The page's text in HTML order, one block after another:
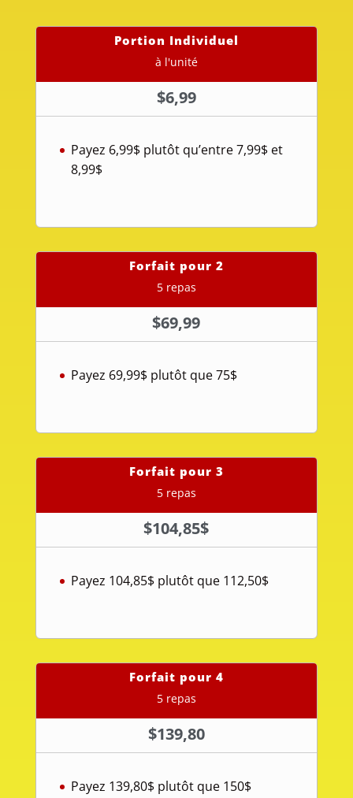
Portion Individuel
à l'unité
$6,99
Payez 6,99$ plutôt qu’entre 7,99$ et
8,99$
Forfait pour 2
5 repas
$69,99
Payez 69,99$ plutôt que 75$
Forfait pour 3
5 repas
$104,85$
Payez 104,85$ plutôt que 112,50$
Forfait pour 4
5 repas
$139,80
Payez 139,80$ plutôt que 150$